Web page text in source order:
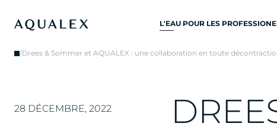
L'EAU POUR LES
TOUS SYSTÈMES D’EAU
POTABLE
ROBINETS DE CUISINE
/Drees & Sommer et AQUALEX : une collaboration en toute
28 DÉCEMBRE, 2022 DREE